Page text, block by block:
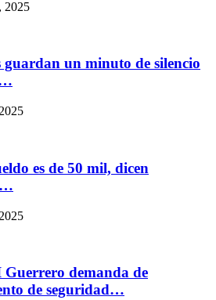
2025
un minuto de silencio
es de 50 mil, dicen
demanda de
de seguridad…